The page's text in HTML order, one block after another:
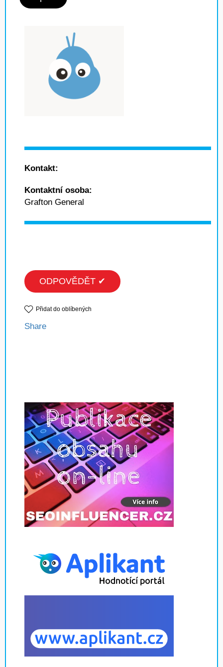
Kontakt:
Kontaktní osoba:
Grafton General
ODPOVĚDĚT ✔
Přidat do oblíbených
Share